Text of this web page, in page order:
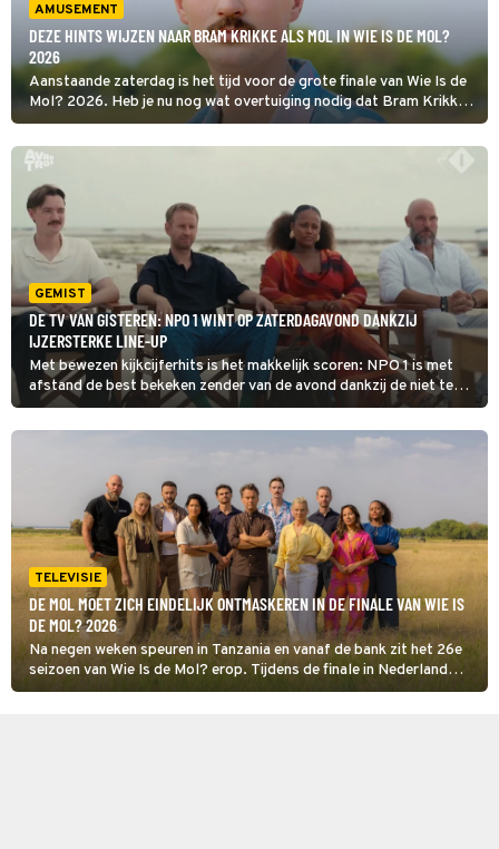
AMUSEMENT
DEZE HINTS WIJZEN NAAR BRAM KRIKKE ALS MOL IN WIE IS DE MOL?
2026
Aanstaande zaterdag is het tijd voor de grote finale van Wie Is de
Mol? 2026. Heb je nu nog wat overtuiging nodig dat Bram Krikke
de Mol is? Dan moet je goed opletten!
GEMIST
DE TV VAN GISTEREN: NPO 1 WINT OP ZATERDAGAVOND DANKZIJ
IJZERSTERKE LINE-UP
Met bewezen kijkcijferhits is het makkelijk scoren: NPO 1 is met
afstand de best bekeken zender van de avond dankzij de niet te
kloppen combinatie Wie is de Mol? en Even tot hier.
TELEVISIE
DE MOL MOET ZICH EINDELIJK ONTMASKEREN IN DE FINALE VAN WIE IS
DE MOL? 2026
Na negen weken speuren in Tanzania en vanaf de bank zit het 26e
seizoen van Wie Is de Mol? erop. Tijdens de finale in Nederland
maakt de Mol zich bekend en wordt het duidelijk welke hints